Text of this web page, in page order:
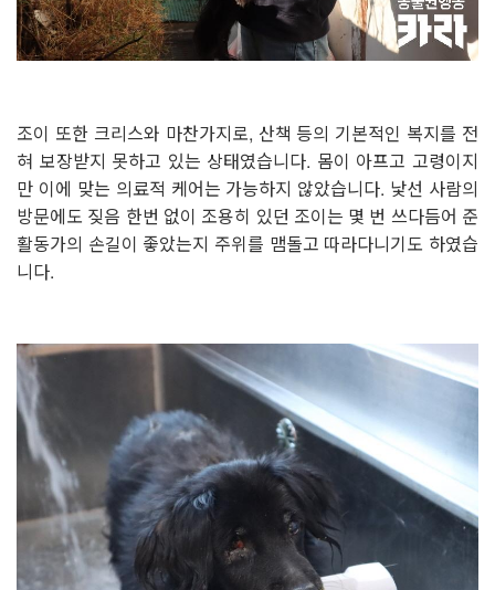
조이 또한 크리스와 마찬가지로, 산책 등의 기본적인 복지를 전
혀 보장받지 못하고 있는 상태였습니다. 몸이 아프고 고령이지
만 이에 맞는 의료적 케어는 가능하지 않았습니다. 낯선 사람의
방문에도 짖음 한번 없이 조용히 있던 조이는 몇 번 쓰다듬어 준
활동가의 손길이 좋았는지 주위를 맴돌고 따라다니기도 하였습
니다.